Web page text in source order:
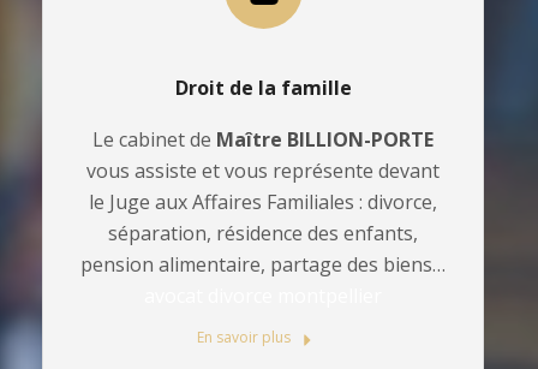
Droit de la famille
Le cabinet de Maître BILLION-PORTE
vous assiste et vous représente devant
le Juge aux Affaires Familiales : divorce,
séparation, résidence des enfants,
pension alimentaire, partage des biens…
En savoir plus